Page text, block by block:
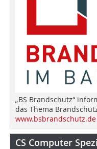
„BS Brandschutz“
das Thema
www.bsbrandschutz.de
CS Computer